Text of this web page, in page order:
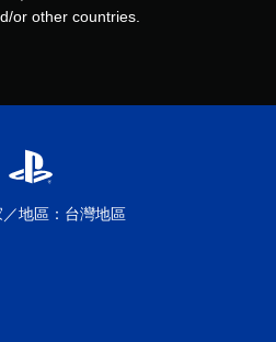
or other countries.
／地區：台灣地區